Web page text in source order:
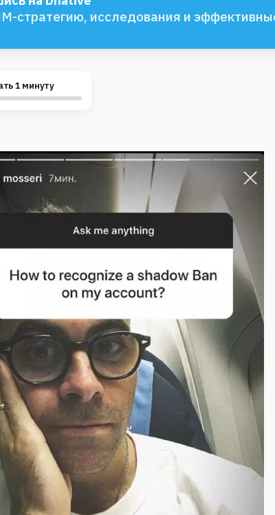
стратегию, исследования и
1 минуту